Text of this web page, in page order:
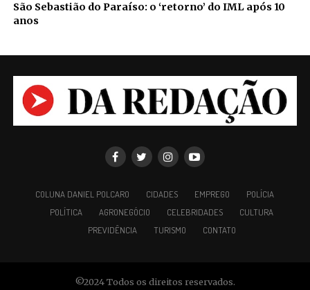
São Sebastião do Paraíso: o ‘retorno’ do IML após 10
anos
COLUNA DANIEL POLCARO CIDADES EMPREGO
POLÍCIA
POLÍTICA
AGRONEGÓCIO CELEBRIDADES
CULTURA
PREVIDÊNCIA
TURISMO CONTATO
©2024 Todos os direitos reservados.